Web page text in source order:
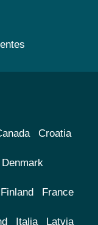
Croatia
Denmark
Finland France
Italia Latvia